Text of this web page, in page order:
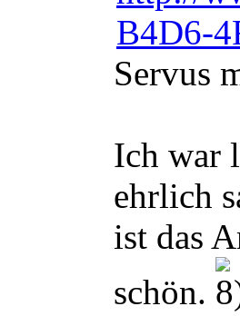
Servus
Ich war
ehrlich
ist das
schön.